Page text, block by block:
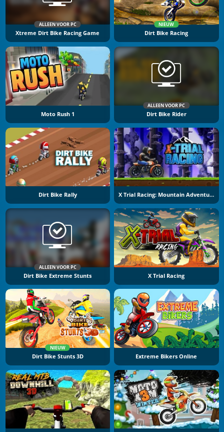
ALLEEN VOOR PC
Xtreme Dirt Bike Racing Game
NIEUW
Dirt Bike Racing
Moto Rush 1
ALLEEN VOOR PC
Dirt Bike Rider
Dirt Bike Rally X Trial Racing: Mountain Adventure
ALLEEN VOOR PC
Dirt Bike Extreme Stunts X Trial Racing
NIEUW
Dirt Bike Stunts 3D Extreme Bikers Online